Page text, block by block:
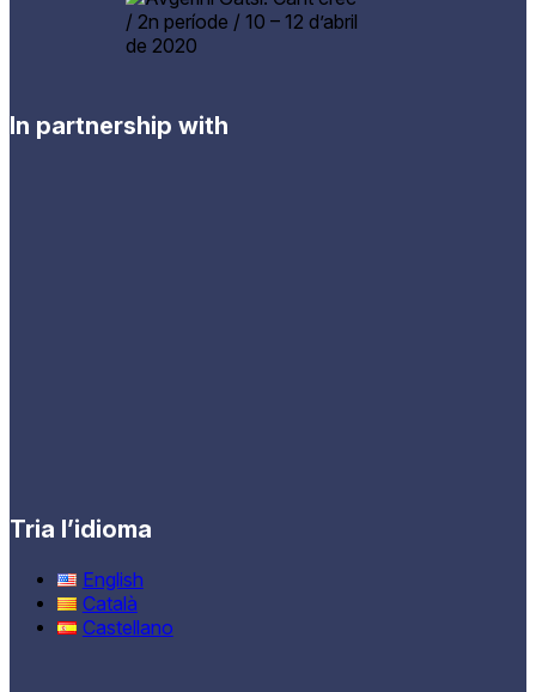
In partnership with
Tria l’idioma
English
Català
Castellano